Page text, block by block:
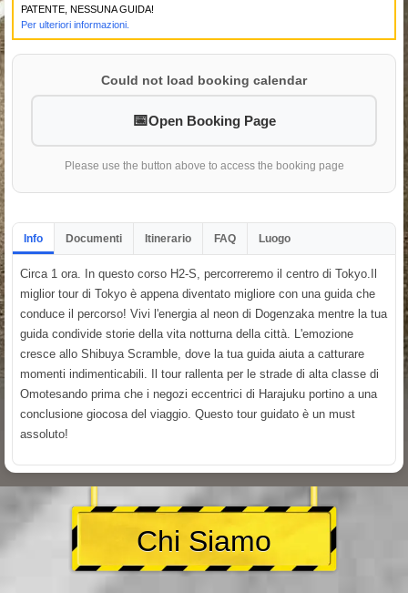
PATENTE, NESSUNA GUIDA!
Per ulteriori informazioni.
Could not load booking calendar
Open Booking Page
Please use the button above to access the booking page
Info Documenti Itinerario FAQ Luogo
Circa 1 ora. In questo corso H2-S, percorreremo il centro di Tokyo.Il
miglior tour di Tokyo è appena diventato migliore con una guida che
conduce il percorso! Vivi l'energia al neon di Dogenzaka mentre la tua
guida condivide storie della vita notturna della città. L'emozione
cresce allo Shibuya Scramble, dove la tua guida aiuta a catturare
momenti indimenticabili. Il tour rallenta per le strade di alta classe di
Omotesando prima che i negozi eccentrici di Harajuku portino a una
conclusione giocosa del viaggio. Questo tour guidato è un must
assoluto!
Chi Siamo